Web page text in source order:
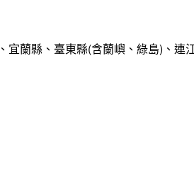
蘭縣、臺東縣(含蘭嶼、綠島)、